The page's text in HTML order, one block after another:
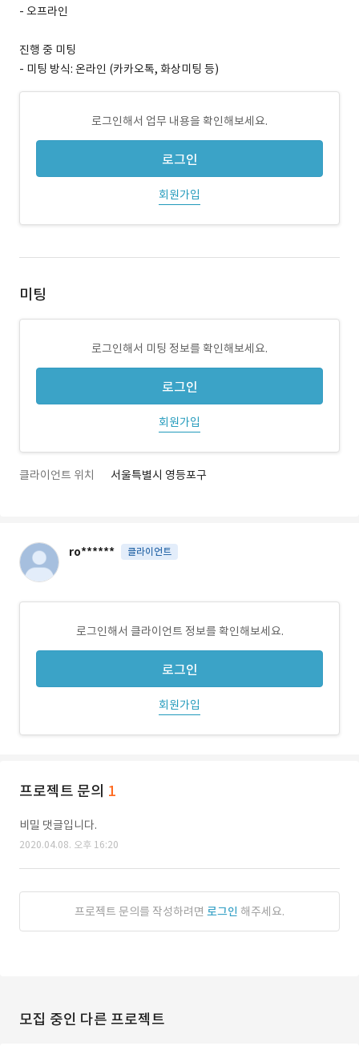
- 오프라인
진행 중 미팅
- 미팅 방식: 온라인 (카카오톡, 화상미팅 등)
로그인해서 업무 내용을 확인해보세요.
로그인
회원가입
미팅
로그인해서 미팅 정보를 확인해보세요.
로그인
회원가입
클라이언트 위치 서울특별시 영등포구
ro****** 클라이언트
로그인해서 클라이언트 정보를 확인해보세요.
로그인
회원가입
프로젝트 문의 1
비밀 댓글입니다.
2020.04.08. 오후 16:20
프로젝트 문의를 작성하려면 로그인 해주세요.
모집 중인 다른 프로젝트